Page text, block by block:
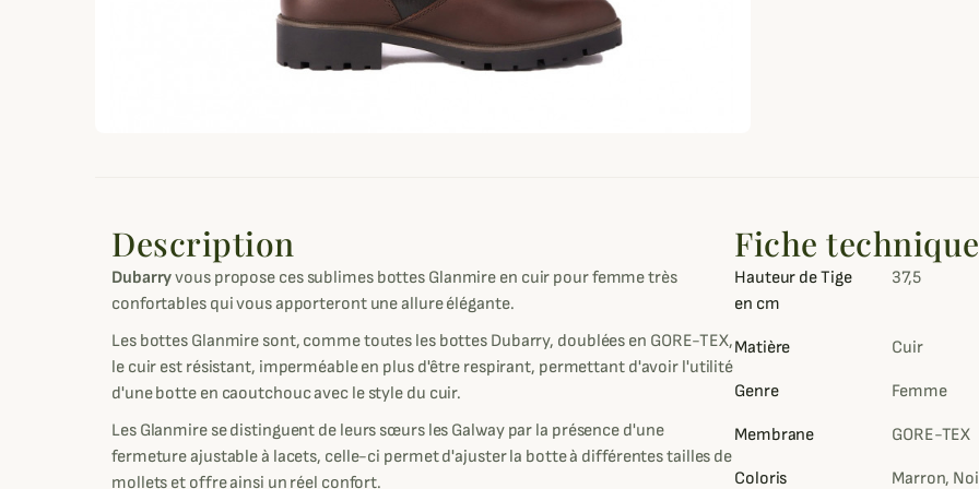
Description
Dubarryvous propose ces sublimes bottes Glanmire en cuir pour femme très
confortables qui vous apporteront une allure élégante.
Les bottes Glanmire sont, comme toutes les bottes Dubarry, doublées en GORE-TEX,
le cuir est résistant, imperméable en plus d'être respirant, permettant d'avoir l'utilité
d'une botte en caoutchouc avec le style du cuir.
Les Glanmire se distinguent de leurs sœurs les Galway par la présence d'une
fermeture ajustable à lacets, celle-ci permet d'ajuster la botte à différentes tailles de
mollets et offre ainsi un réel confort.
Fiche technique
Hauteur de Tige
en cm
37,5
Matière Cuir
Genre Femme
Membrane GORE-TEX
Coloris Marron,